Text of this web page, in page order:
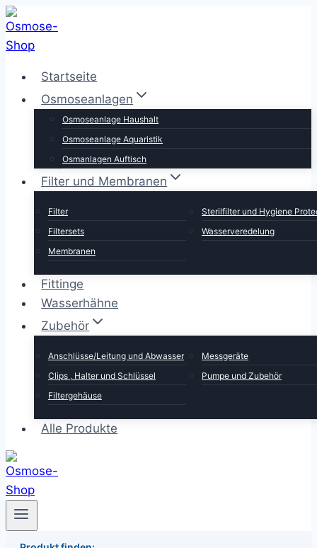
Zum
Inhalt
springen
Startseite
Osmoseanlagen
Osmoseanlage Haushalt
Osmoseanlage Aquaristik
Osmanlagen Auftisch
Filter und Membranen
Filter
Filtersets
Membranen
Sterilfilter und Hygiene
Wasserveredelung
Fittinge
Wasserhähne
Zubehör
Anschlüsse/Leitung und Abwasser
Clips , Halter und Schlüssel
Filtergehäuse
Messgeräte
Pumpe und Zubehör
Alle Produkte